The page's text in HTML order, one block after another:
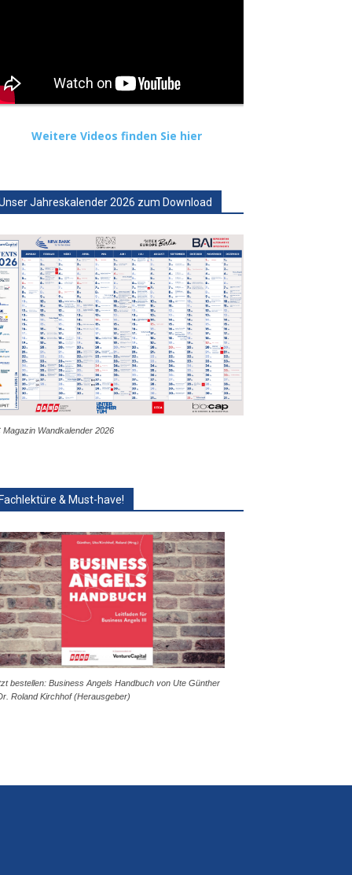
Weitere Videos finden Sie hier
Jahreskalender 2026 zum Download
Magazin Wandkalender 2026
& Must-have!
bestellen: Business Angels Handbuch von Ute Günther
Roland Kirchhof (Herausgeber)